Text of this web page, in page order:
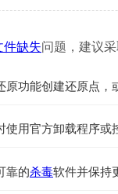
缺失问题，建议
原功能创建还原点
使用官方卸载程序
靠的杀毒软件并保持